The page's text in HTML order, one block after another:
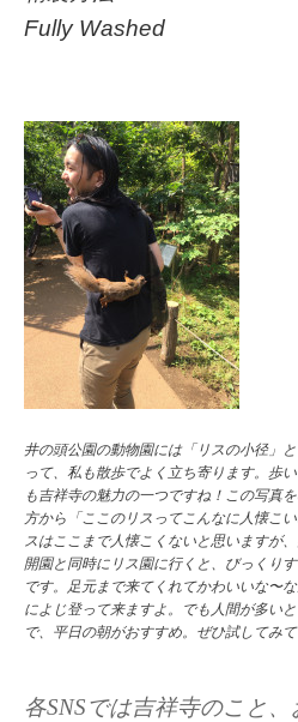
Fully Washed
井の頭公園の動物園には「リスの小径」
って、私も散歩でよく立ち寄ります。歩
も吉祥寺の魅力の一つですね！この写真
方から「ここのリスってこんなに人懐こ
スはここまで人懐こくないと思いますが
開園と同時にリス園に行くと、びっくり
です。足元まで来てくれてかわいいな〜
によじ登って来ますよ。でも人間が多い
で、平日の朝がおすすめ。ぜひ試してみ
各SNSでは吉祥寺のこと